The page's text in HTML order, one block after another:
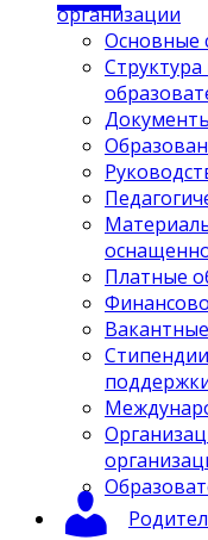
организации
Основные
Платные